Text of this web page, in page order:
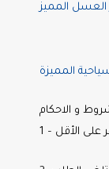
المميز
المميزة